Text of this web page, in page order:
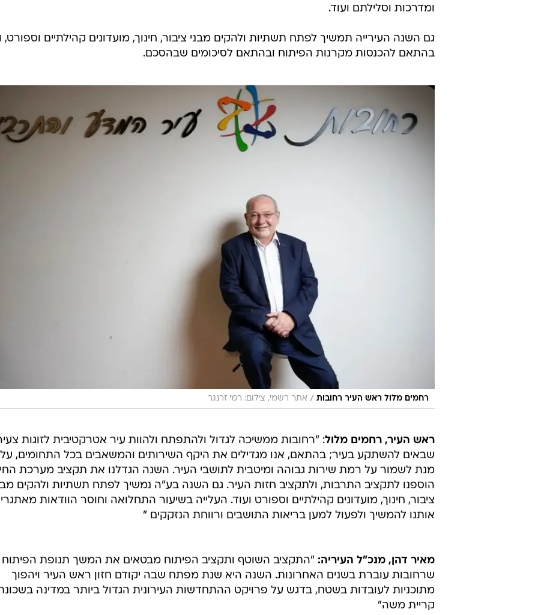
ומדרכות וסלילתם ועוד.
גם השנה העירייה תמשיך לפתח תשתיות ולהקים מבני ציבור, חינוך, מועדונים קהילתיים וספורט,
בהתאם להכנסות מקרנות הפיתוח ובהתאם לסיכומים שבהסכם.
רחמים מלול ראש העיר רחובות / אתר רשמי, צילום: רמי זרנגר
ראש העיר, רחמים מלול: "רחובות ממשיכה לגדול ולהתפתח ולהוות עיר אטרקטיבית לזוגות
שבאים להשתקע בעיר; בהתאם, אנו מגדילים את היקף השירותים והמשאבים בכל התחומים, על
מנת לשמור על רמת שירות גבוהה ומיטבית לתושבי העיר. השנה הגדלנו את תקציב מערכת
הוספנו לתקציב התרבות, ולתקציב חזות העיר. גם השנה בע"ה נמשיך לפתח תשתיות ולהקים
ציבור, חינוך, מועדונים קהילתיים וספורט ועוד. העלייה בשיעור התחלואה וחוסר הוודאות
אותנו להמשיך ולפעול למען בריאות התושבים ורווחת הנזקקים "
מאיר דהן, מנכ"ל העיריה: "התקציב השוטף ותקציב הפיתוח מבטאים את המשך תנופת הפיתוח
שרחובות עוברת בשנים האחרונות. השנה היא שנת מפתח שבה יקודם חזון ראש העיר ויהפוך
מתוכניות לעובדות בשטח, בדגש על פרויקט ההתחדשות העירונית הגדול ביותר במדינה
קריית משה"